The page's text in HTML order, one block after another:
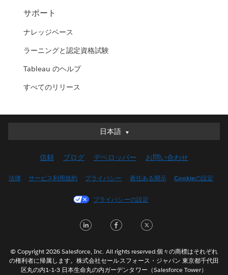
サポート
ナレッジベース
ラーニングと認定資格試験
Tableau のヘルプ
すべてのリリース
日本語
日本語
English (UK)
Français (Canada)
Italiano
Nederlands
Português
信頼 ブログ デベロッパー お問い合わせ
法律 サービス利用規約 プライバシー 責任ある開示 Cookieの設定
プライバシーの設定
LinkedInFacebook
© Copyright 2026 Salesforce, Inc. All rights reserved.個々の商標はそれぞれ
の権利者に帰属します。株式会社セールスフォース・ジャパン 東京都千代田
区丸の内1-1-3 日本生命丸の内ガーデンタワー（Salesforce Tower）